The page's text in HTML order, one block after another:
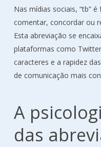
Nas mídias sociais, “tb”
comentar, concordar ou
Esta abreviação se
plataformas como
caracteres e a rapidez
de comunicação mais
A
das